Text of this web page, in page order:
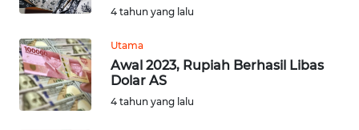
4 tahun yang lalu
Utama
Awal 2023, Rupiah Berhasil Libas
Dolar AS
4 tahun yang lalu
TAPANULI
UTARA
WN